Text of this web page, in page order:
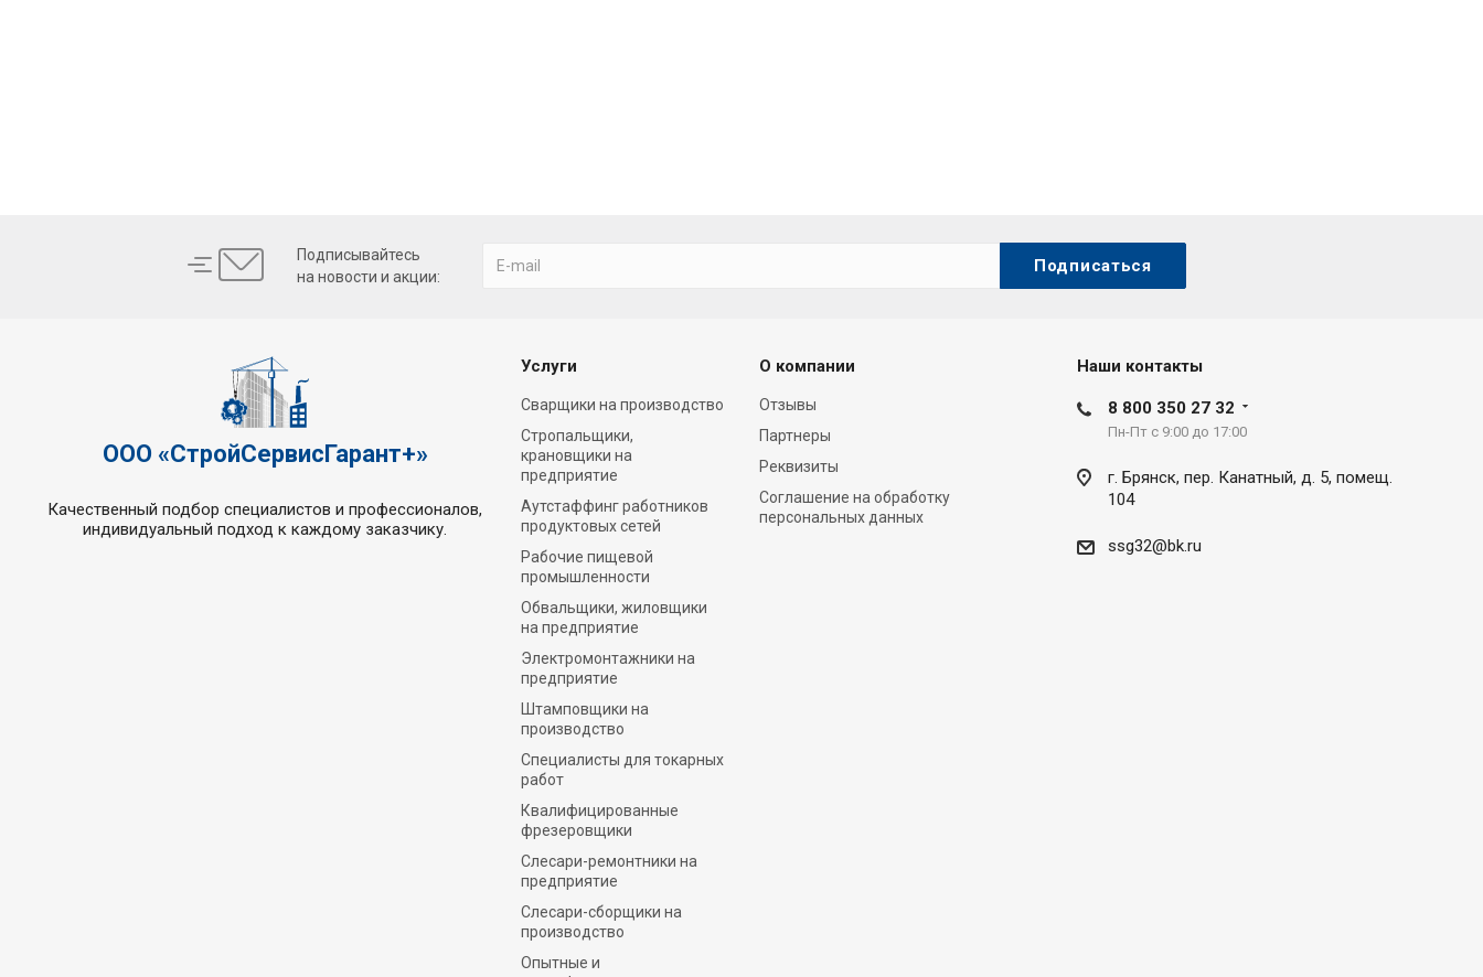
Подписывайтесь
на новости и акции:
ООО «СтройСервисГарант+»
Качественный подбор специалистов и профессионалов,
индивидуальный подход к каждому заказчику.
Услуги
Cварщики на производство
Стропальщики,
крановщики на
предприятие
Аутстаффинг работников
продуктовых сетей
Рабочие пищевой
промышленности
Обвальщики, жиловщики
на предприятие
Электромонтажники на
предприятие
Штамповщики на
производство
Специалисты для токарных
работ
Квалифицированные
фрезеровщики
Слесари-ремонтники на
предприятие
Слесари-сборщики на
производство
Опытные и
О компании
Отзывы
Партнеры
Реквизиты
Соглашение на обработку
персональных данных
Наши контакты
8 800 350 27 32
Пн-Пт с 9:00 до 17:00
г. Брянск, пер. Канатный, д. 5, помещ.
104
ssg32@bk.ru